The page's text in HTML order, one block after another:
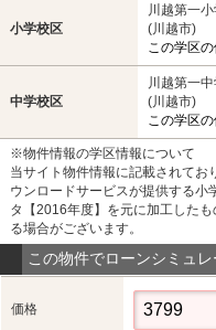
小学校区
川越第一
(川越市)
この学区
中学校区
川越第一
(川越市)
この学区
※物件情報の学区情報について
当サイト物件情報に記載されてお
ウンロードサービスが提供する小
タ【2016年度】を元に加工した
る場合がございます。
この物件でローンシミュ
価格